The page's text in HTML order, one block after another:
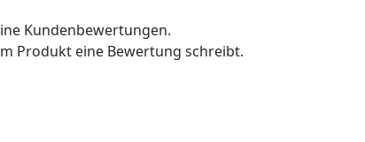
Kundenbewertungen.
Produkt eine Bewertung schreibt.